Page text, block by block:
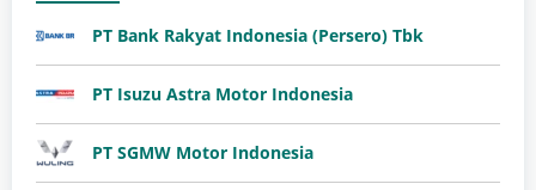
PT Bank Rakyat Indonesia (Persero) Tbk
PT Isuzu Astra Motor Indonesia
PT SGMW Motor Indonesia